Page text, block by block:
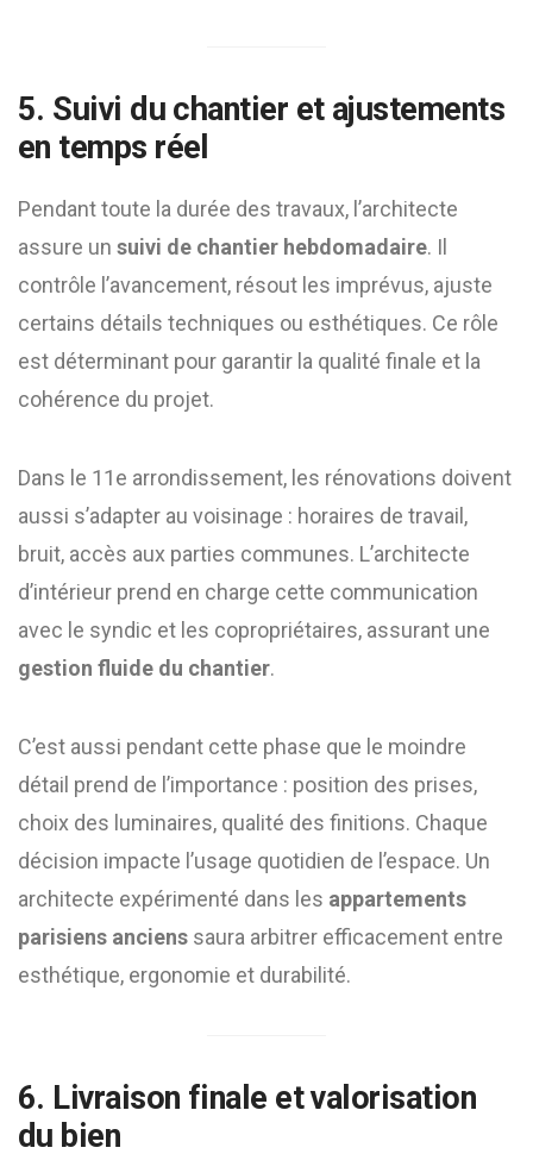
5. Suivi du chantier et ajustements
en temps réel
Pendant toute la durée des travaux, l’architecte
assure un suivi de chantier hebdomadaire. Il
contrôle l’avancement, résout les imprévus, ajuste
certains détails techniques ou esthétiques. Ce rôle
est déterminant pour garantir la qualité finale et la
cohérence du projet.
Dans le 11e arrondissement, les rénovations doivent
aussi s’adapter au voisinage : horaires de travail,
bruit, accès aux parties communes. L’architecte
d’intérieur prend en charge cette communication
avec le syndic et les copropriétaires, assurant une
gestion fluide du chantier.
C’est aussi pendant cette phase que le moindre
détail prend de l’importance : position des prises,
choix des luminaires, qualité des finitions. Chaque
décision impacte l’usage quotidien de l’espace. Un
architecte expérimenté dans les appartements
parisiens anciens saura arbitrer efficacement entre
esthétique, ergonomie et durabilité.
6. Livraison finale et valorisation
du bien